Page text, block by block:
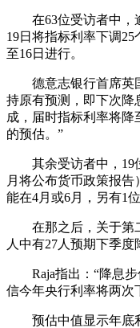
在63位受访者中，逾
19日将指标利率下调25
至16日进行。
德意志银行首席英国
持原有预测，即下次降
成，届时指标利率将降
的预估。”
其余受访者中，19
月将公布货币政策报
能在4月或6月，另有1
在那之后，关于第二
人中有27人预期下季度
Raja指出：“降息步
信今年央行利率将两次
预估中值显示年底利